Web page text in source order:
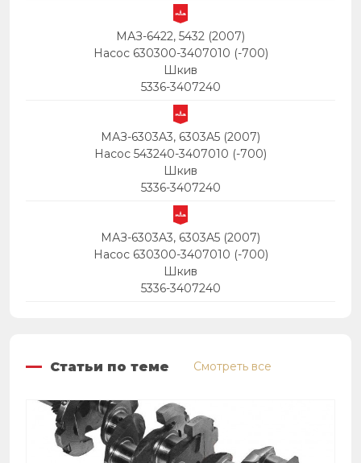
МАЗ-6422, 5432 (2007)
Насос 630300-3407010 (-700)
Шкив
5336-3407240
МАЗ-6303A3, 6303A5 (2007)
Насос 543240-3407010 (-700)
Шкив
5336-3407240
МАЗ-6303A3, 6303A5 (2007)
Насос 630300-3407010 (-700)
Шкив
5336-3407240
Статьи по теме Смотреть все